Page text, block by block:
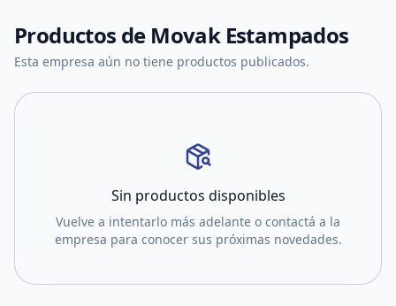
Productos de Movak Estampados
Esta empresa aún no tiene productos publicados.
Sin productos disponibles
Vuelve a intentarlo más adelante o contactá a la
empresa para conocer sus próximas novedades.